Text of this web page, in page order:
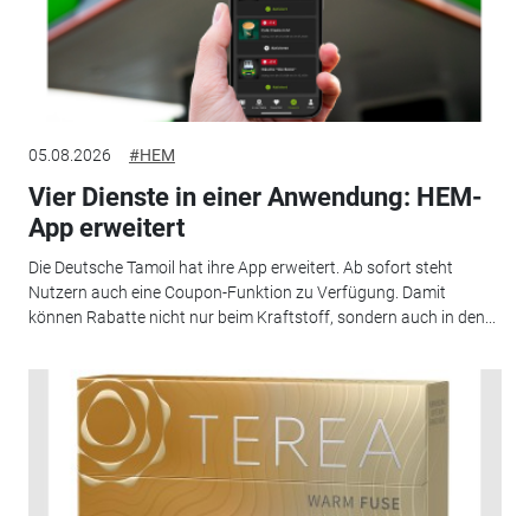
05.08.2026 #HEM
Vier Dienste in einer Anwendung: HEM-
App erweitert
Die Deutsche Tamoil hat ihre App erweitert. Ab sofort steht
Nutzern auch eine Coupon-Funktion zu Verfügung. Damit
können Rabatte nicht nur beim Kraftstoff, sondern auch in den...